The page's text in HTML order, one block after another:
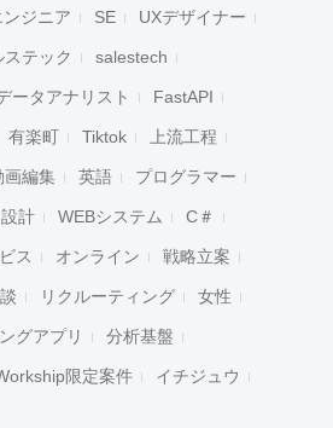
ジニア SE UXデザイナー
ステック salestech
ータアナリスト FastAPI
有楽町 Tiktok 上流工程
画編集 英語 プログラマー
設計 WEBシステム C＃
ス オンライン 戦略立案
リクルーティング 女性
グアプリ 分析基盤
限定案件 イチジュウ